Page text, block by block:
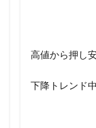
高値から押し
下降トレンド